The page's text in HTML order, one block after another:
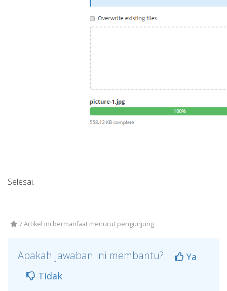
Selesai.
7 Artikel ini bermanfaat menurut pengunjung
Apakah jawaban ini membantu?
Ya
Tidak